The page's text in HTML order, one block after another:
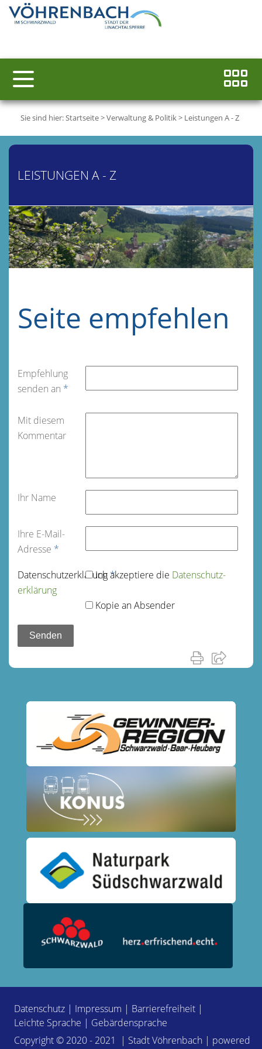
Sie sind hier:Startseite>Verwaltung & Politik> Leistungen A - Z
LEISTUNGEN A - Z
Seite empfehlen
Empfehlung
senden an *
Mit diesem
Kommentar
Ihr Name
Ihre E-Mail-
Adresse *
Datenschutz­erklärung*
Ich akzeptiere die Datenschutz­
erklärung
Kopie an Absender
Datenschutz | Impressum | Barrierefreiheit |
Leichte Sprache | Gebärdensprache
Copyright © 2020 - 2021 | Stadt Vöhrenbach | powered